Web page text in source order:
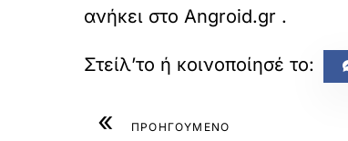
ανήκει στο Angroid.gr .
« ΠΡΟΗΓΟΥΜΕΝΟ